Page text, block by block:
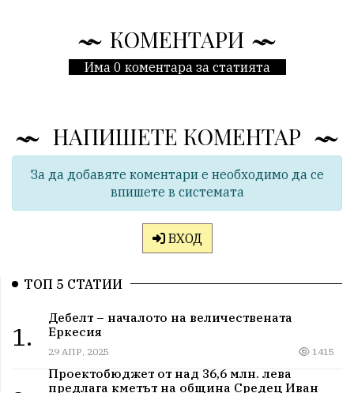
КОМЕНТАРИ
Има 0 коментара за статията
НАПИШЕТЕ КОМЕНТАР
За да добавяте коментари е необходимо да се
впишете в системата
ВХОД
ТОП 5 СТАТИИ
1.
Дебелт – началото на величествената
Еркесия
29 АПР, 2025 1415
Проектобюджет от над 36,6 млн. лева
предлага кметът на община Средец Иван